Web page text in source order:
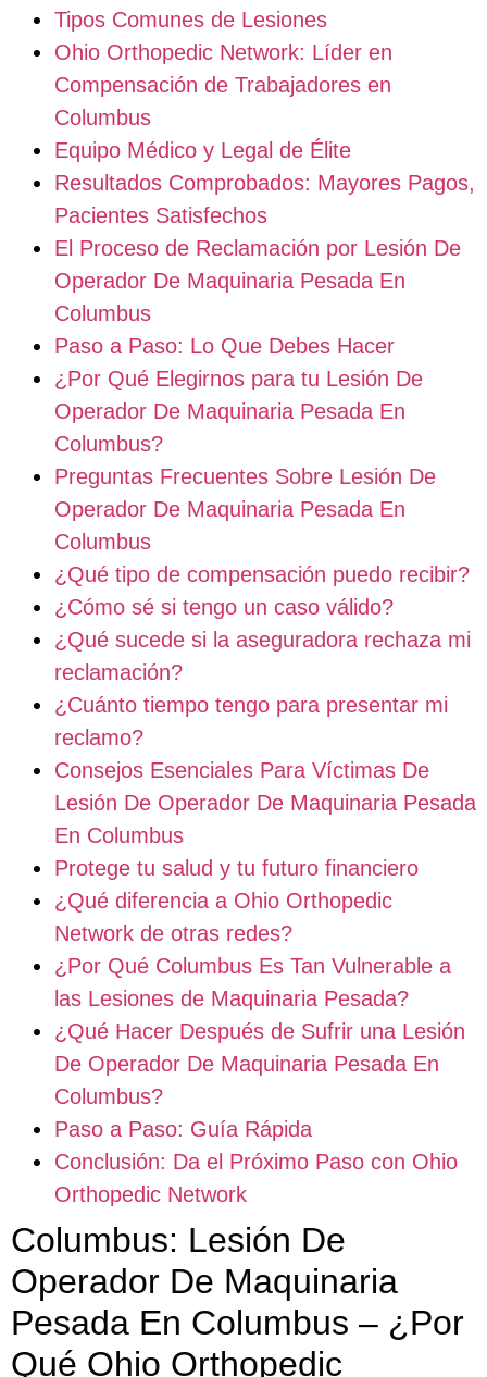
Tipos Comunes de Lesiones
Ohio Orthopedic Network: Líder en
Compensación de Trabajadores en
Columbus
Equipo Médico y Legal de Élite
Resultados Comprobados: Mayores Pagos,
Pacientes Satisfechos
El Proceso de Reclamación por Lesión De
Operador De Maquinaria Pesada En
Columbus
Paso a Paso: Lo Que Debes Hacer
¿Por Qué Elegirnos para tu Lesión De
Operador De Maquinaria Pesada En
Columbus?
Preguntas Frecuentes Sobre Lesión De
Operador De Maquinaria Pesada En
Columbus
¿Qué tipo de compensación puedo recibir?
¿Cómo sé si tengo un caso válido?
¿Qué sucede si la aseguradora rechaza mi
reclamación?
¿Cuánto tiempo tengo para presentar mi
reclamo?
Consejos Esenciales Para Víctimas De
Lesión De Operador De Maquinaria Pesada
En Columbus
Protege tu salud y tu futuro financiero
¿Qué diferencia a Ohio Orthopedic
Network de otras redes?
¿Por Qué Columbus Es Tan Vulnerable a
las Lesiones de Maquinaria Pesada?
¿Qué Hacer Después de Sufrir una Lesión
De Operador De Maquinaria Pesada En
Columbus?
Paso a Paso: Guía Rápida
Conclusión: Da el Próximo Paso con Ohio
Orthopedic Network
Columbus: Lesión De
Operador De Maquinaria
Pesada En Columbus – ¿Por
Qué Ohio Orthopedic